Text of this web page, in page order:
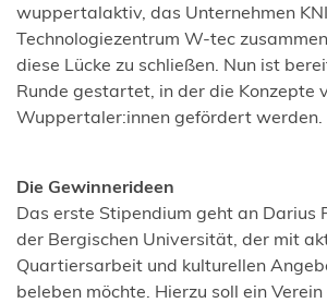
wuppertalaktiv, das Unternehmen
Technologiezentrum W-tec
diese Lücke zu schließen. Nun ist
Runde gestartet, in der die Konzepte
Wuppertaler:innen gefördert werden.
Die Gewinnerideen
Das erste Stipendium geht an Darius
der Bergischen Universität, der mit
Quartiersarbeit und kulturellen
beleben möchte. Hierzu soll ein